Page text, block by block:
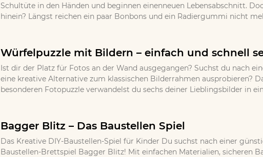
Schultüte in den Händen und beginnen einenneuen Lebensabschnitt.
hinein? Längst reichen ein paar Bonbons und ein Radiergummi nicht
Würfelpuzzle mit Bildern – einfach und schnell
Ist dir der Platz für Fotos an der Wand ausgegangen? Suchst du nach
eine kreative Alternative zum klassischen Bilderrahmen ausprobieren?
besonderen Fotopuzzle verwandelst du sechs deiner Lieblingsbilder in
Bagger Blitz – Das Baustellen Spiel
Das Kreative DIY-Baustellen-Spiel für Kinder Du suchst nach einer
Baustellen-Brettspiel Bagger Blitz! Mit einfachen Materialien, sicheren